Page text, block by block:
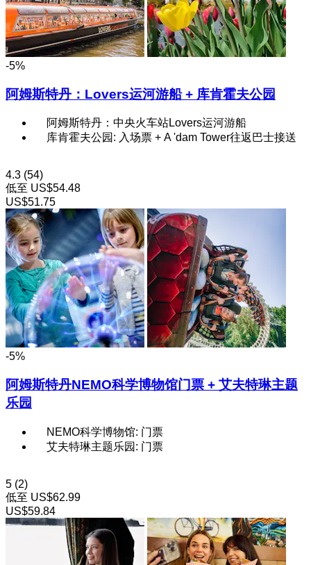
-5%
阿姆斯特丹：Lovers运河游船 + 库肯霍夫公园
阿姆斯特丹：中央火车站Lovers运河游船
库肯霍夫公园: 入场票 + A 'dam Tower往返巴士接送
4.3 (54)
低至 US$54.48
US$51.75
-5%
阿姆斯特丹NEMO科学博物馆门票 + 艾夫特琳主题
乐园
NEMO科学博物馆: 门票
艾夫特琳主题乐园: 门票
5 (2)
低至 US$62.99
US$59.84